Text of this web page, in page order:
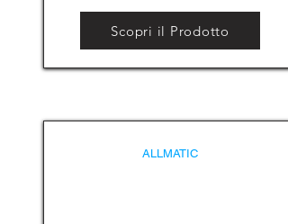
Scopri il Prodotto
ALLMATIC